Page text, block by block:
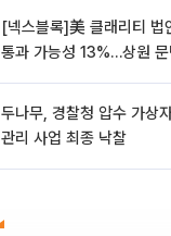
[넥스블록]美 클래리티 법
통과 가능성 13%…상원 문
두나무, 경찰청 압수 가상
관리 사업 최종 낙찰